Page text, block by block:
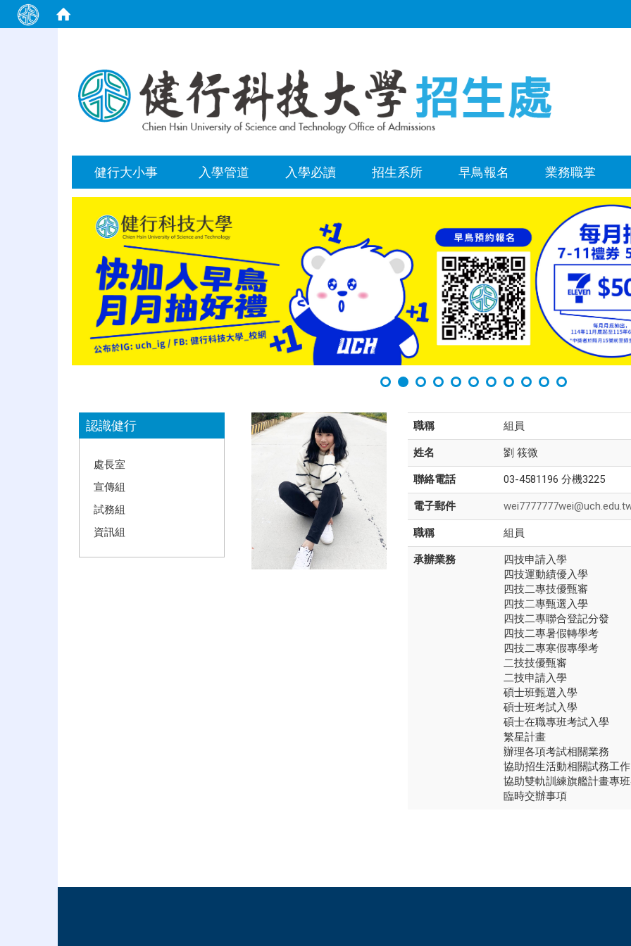
健行大小事 入學管道 入學必讀 招生系所 早鳥報名 業務職掌
認識健行
處長室
宣傳組
試務組
資訊組
職稱 組員
姓名 劉 筱微
聯絡電話 03-4581196 分機3225
電子郵件
職稱 組員
承辦業務
四技申請入學
四技運動績優入學
四技二專技優甄審
四技二專甄選入學
四技二專聯合登記分發
四技二專暑假轉學考
四技二專寒假專學考
二技技優甄審
二技申請入學
碩士班甄選入學
碩士班考試入學
碩士在職專班考試入學
繁星計畫
辦理各項考試相關業務
協助招生活動相關試務工作
協助雙軌訓練旗艦計畫專
臨時交辦事項